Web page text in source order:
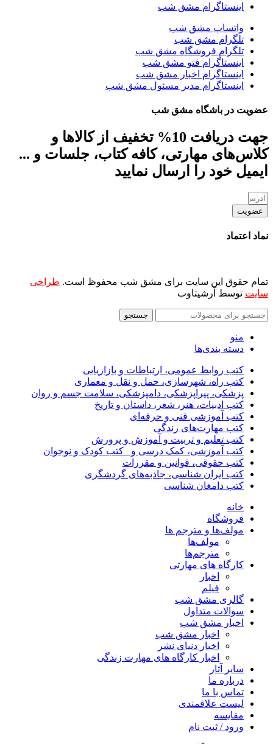
اینستاگرام مشق شب
واتساپ مشق شب
تلگرام مشق شب
تلگرام فروشگاه مشق شب
اینستاگرام فتو مشق شب
اینستاگرام اخبار مشق شب
اینستاگرام مدیر مسئول مشق شب
عضویت در باشگاه مشق شب
جهت دریافت 10% تخفیف از کالاها و
کلاس‌های مهارتی، کافه کتاب، جلسات و ...
ایمیل خود را ارسال نمایید
عضویت
نماد اعتماد
تمام حقوق این سایت برای مشق شب محفوظ است. طراحی
سایت توسط آرشیتاوب
جستجو
منو
دسته بندی‌ها
کتب روابط عمومی، ارتباطات و بازاریابی
کتب راه، شهرسازی، حمل و نقل و معماری
پزشکی، پیراپزشکی، دامپزشکی، سلامت جسم و روان
کتب ادبیات، هنر، شعر، داستان و تاریخ
کتب آموزشی فنی و حرفه‌ای
کتب مهارت‌های زندگی
کتب تعلیم و تربیت و آموزش و پرورش
کتب آموزشی، کمک درسی و _کتب کودک و نوجوان
کتب حقوقی، قوانین و مقررات
کتب ایران شناسی، جاذبه‌های گردشگری
کتب دامغان شناسی
خانه
فروشگاه
مولف‌ها و مترجم ها
مولف‌ها
مترجم‌ها
کارگاه های مهارتی
اخبار
فیلم
گالری مشق شب
سوالات متداول
اخبار مشق شب
اخبار مشق شب
اخبار دنیای نشر
اخبار کارگاه های مهارت زندگی
سایر آثار
درباره ما
تماس با ما
لیست علاقمندی
مقایسه
ورود / ثبت نام